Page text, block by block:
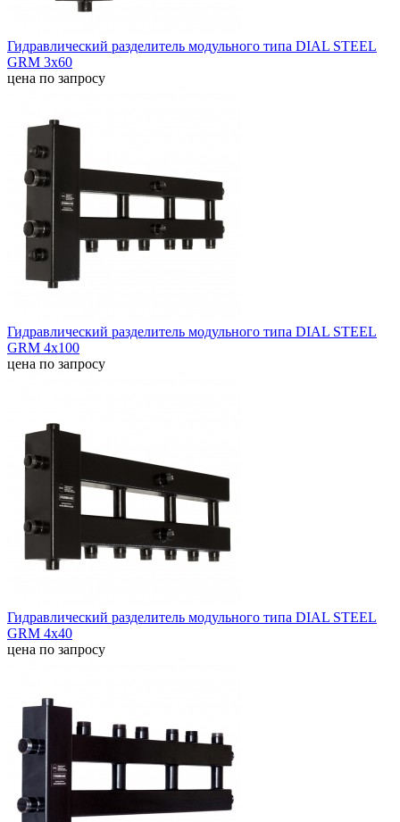
Гидравлический разделитель модульного типа DIAL STEEL
GRM 3x60
цена по запросу
Гидравлический разделитель модульного типа DIAL STEEL
GRM 4x100
цена по запросу
Гидравлический разделитель модульного типа DIAL STEEL
GRM 4x40
цена по запросу